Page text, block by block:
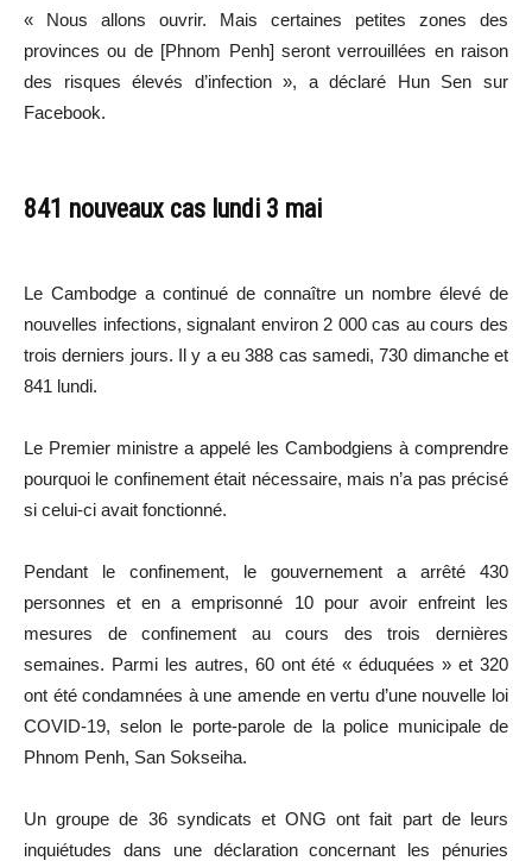
« Nous allons ouvrir. Mais certaines petites zones des
provinces ou de [Phnom Penh] seront verrouillées en raison
des risques élevés d’infection », a déclaré Hun Sen sur
Facebook.
841 nouveaux cas lundi 3 mai
Le Cambodge a continué de connaître un nombre élevé de
nouvelles infections, signalant environ 2 000 cas au cours des
trois derniers jours. Il y a eu 388 cas samedi, 730 dimanche et
841 lundi.
Le Premier ministre a appelé les Cambodgiens à comprendre
pourquoi le confinement était nécessaire, mais n’a pas précisé
si celui-ci avait fonctionné.
Pendant le confinement, le gouvernement a arrêté 430
personnes et en a emprisonné 10 pour avoir enfreint les
mesures de confinement au cours des trois dernières
semaines. Parmi les autres, 60 ont été « éduquées » et 320
ont été condamnées à une amende en vertu d’une nouvelle loi
COVID-19, selon le porte-parole de la police municipale de
Phnom Penh, San Sokseiha.
Un groupe de 36 syndicats et ONG ont fait part de leurs
inquiétudes dans une déclaration concernant les pénuries